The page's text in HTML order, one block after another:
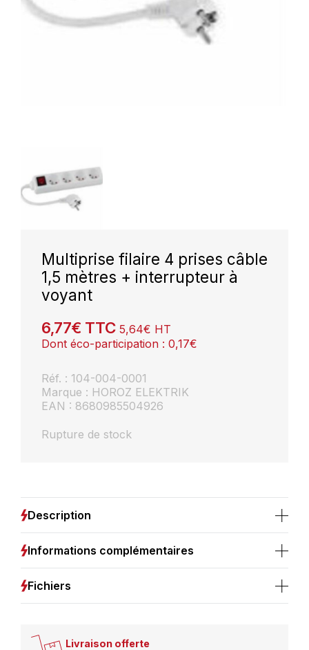
Multiprise filaire 4 prises câble
1,5 mètres + interrupteur à
voyant
6,77€ TTC 5,64€ HT
Dont éco-participation : 0,17€
Réf. : 104-004-0001
Marque : HOROZ ELEKTRIK
EAN : 8680985504926
Rupture de stock
Description
Informations complémentaires
Fichiers
Livraison offerte